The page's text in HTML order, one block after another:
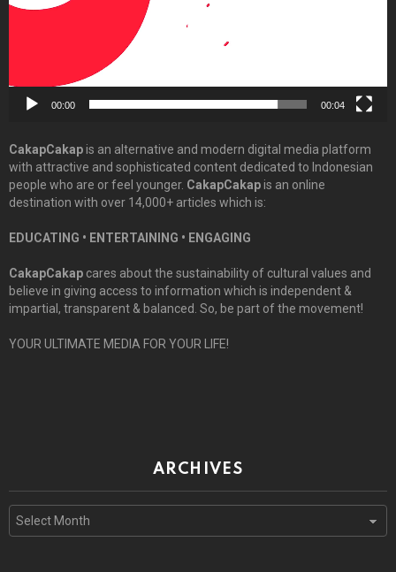
00:00 00:04
CakapCakapis an alternative and modern digital media platform
with attractive and sophisticated content dedicated to Indonesian
people who are or feel younger. CakapCakapis an online
destination with over 14,000+ articles which is:
EDUCATING • ENTERTAINING • ENGAGING
CakapCakap cares about the sustainability of cultural values and
believe in giving access to information which is independent &
impartial, transparent & balanced. So, be part of the movement!
YOUR ULTIMATE MEDIA FOR YOUR LIFE!
ARCHIVES